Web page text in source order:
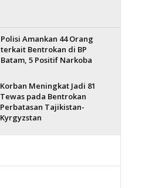
Polisi Amankan 44 Orang
terkait Bentrokan di BP
Batam, 5 Positif Narkoba
Korban Meningkat Jadi 81
Tewas pada Bentrokan
Perbatasan Tajikistan-
Kyrgyzstan